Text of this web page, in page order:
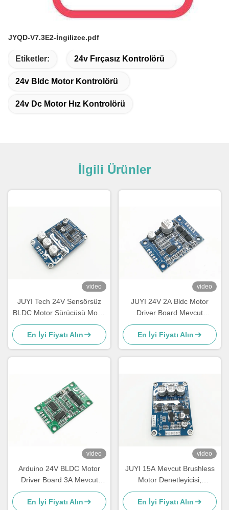
JYQD-V7.3E2-İngilizce.pdf
Etiketler: 24v Fırçasız Kontrolörü
24v Bldc Motor Kontrolörü
24v Dc Motor Hız Kontrolörü
İlgili Ürünler
video
JUYI Tech 24V Sensörsüz
BLDC Motor Sürücüsü Motor
kontrolörü, Bldc Centrifugal
Blower için Sürücüsü
En İyi Fiyatı Alın
video
JUYI 24V 2A Bldc Motor
Driver Board Mevcut
Değişken Hız Fan
Denetleyicisi Sıcaklık
Sensörü ile
En İyi Fiyatı Alın
video
Arduino 24V BLDC Motor
Driver Board 3A Mevcut
Kompakt Boyut JYQD-V6.7
Motor denetleyici
En İyi Fiyatı Alın
video
JUYI 15A Mevcut Brushless
Motor Denetleyicisi,
Dikdörtgen Brushless Hız
Denetleyicisi Motor Sürücü
En İyi Fiyatı Alın